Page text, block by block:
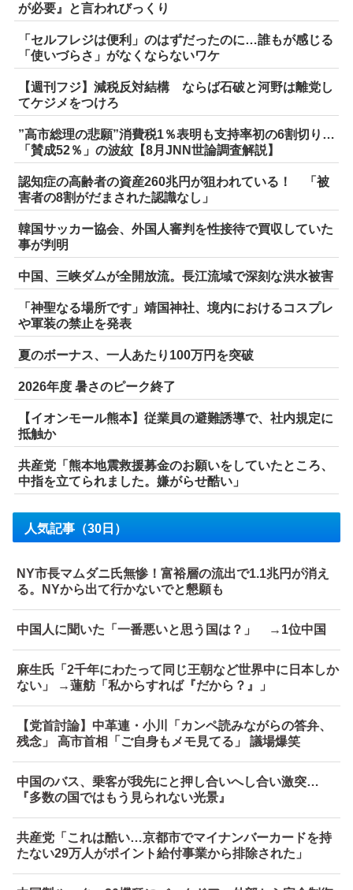
が必要』と言われびっくり
「セルフレジは便利」のはずだったのに…誰もが感じる
「使いづらさ」がなくならないワケ
【週刊フジ】減税反対結構 ならば石破と河野は離党し
てケジメをつけろ
”高市総理の悲願”消費税1％表明も支持率初の6割切り…
「賛成52％」の波紋【8月JNN世論調査解説】
認知症の高齢者の資産260兆円が狙われている！ 「被
害者の8割がだまされた認識なし」
韓国サッカー協会、外国人審判を性接待で買収していた
事が判明
中国、三峡ダムが全開放流。長江流域で深刻な洪水被害
「神聖なる場所です」靖国神社、境内におけるコスプレ
や軍装の禁止を発表
夏のボーナス、一人あたり100万円を突破
2026年度 暑さのピーク終了
【イオンモール熊本】従業員の避難誘導で、社内規定に
抵触か
共産党「熊本地震救援募金のお願いをしていたところ、
中指を立てられました。嫌がらせ酷い」
人気記事（30日）
NY市長マムダニ氏無惨！富裕層の流出で1.1兆円が消え
る。NYから出て行かないでと懇願も
中国人に聞いた「一番悪いと思う国は？」 →1位中国
麻生氏「2千年にわたって同じ王朝など世界中に日本しか
ない」 →蓮舫「私からすれば『だから？』」
【党首討論】中革連・小川「カンペ読みながらの答弁、
残念」 高市首相「ご自身もメモ見てる」 議場爆笑
中国のバス、乗客が我先にと押し合いへし合い激突…
『多数の国ではもう見られない光景』
共産党「これは酷い…京都市でマイナンバーカードを持
たない29万人がポイント給付事業から排除された」